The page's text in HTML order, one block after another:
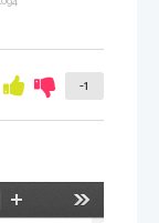
-1